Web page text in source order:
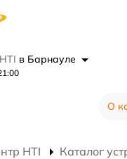
в Барнауле
О
HTI Каталог